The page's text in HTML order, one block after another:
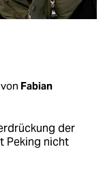
von Fabian
der
Peking nicht